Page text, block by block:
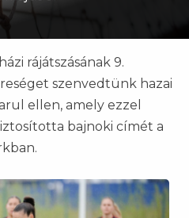
rájátszásának 9.
szenvedtünk hazai
ellen, amely ezzel
bajnoki címét a